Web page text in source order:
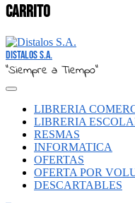
Carrito
Distalos S.A.
"Siempre a Tiempo"
LIBRERIA
LIBRERIA
RESMAS
INFORMATICA
OFERTAS
OFERTA POR
DESCARTABLES